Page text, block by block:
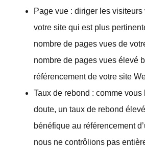
Page vue : diriger les
votre site qui est plus
nombre de pages vues de
nombre de pages vues élevé
référencement de votre site
Taux de rebond : comme vous
doute, un taux de rebond
bénéfique au référencement
nous ne contrôlions pas